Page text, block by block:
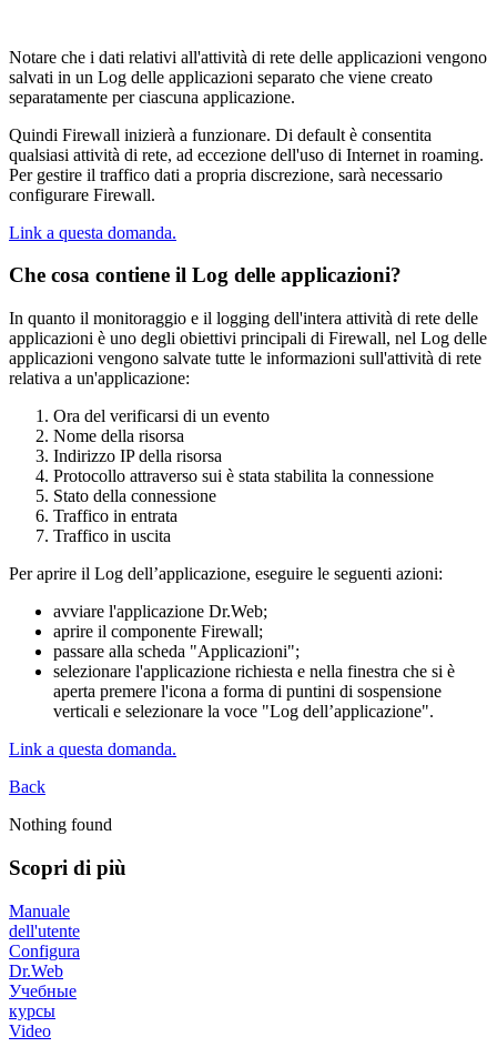
Notare che i dati relativi all'attività di rete delle applicazioni vengono
salvati in un Log delle applicazioni separato che viene creato
separatamente per ciascuna applicazione.
Quindi Firewall inizierà a funzionare. Di default è consentita
qualsiasi attività di rete, ad eccezione dell'uso di Internet in roaming.
Per gestire il traffico dati a propria discrezione, sarà necessario
configurare Firewall.
Link a questa domanda.
Che cosa contiene il Log delle applicazioni?
In quanto il monitoraggio e il logging dell'intera attività di rete delle
applicazioni è uno degli obiettivi principali di Firewall, nel Log delle
applicazioni vengono salvate tutte le informazioni sull'attività di rete
relativa a un'applicazione:
Ora del verificarsi di un evento
Nome della risorsa
Indirizzo IP della risorsa
Protocollo attraverso sui è stata stabilita la connessione
Stato della connessione
Traffico in entrata
Traffico in uscita
Per aprire il Log dell’applicazione, eseguire le seguenti azioni:
avviare l'applicazione Dr.Web;
aprire il componente Firewall;
passare alla scheda "Applicazioni";
selezionare l'applicazione richiesta e nella finestra che si è
aperta premere l'icona a forma di puntini di sospensione
verticali e selezionare la voce "Log dell’applicazione".
Link a questa domanda.
Back
Nothing found
Scopri di più
Manuale
dell'utente
Configura
Dr.Web
Учебные
курсы
Video